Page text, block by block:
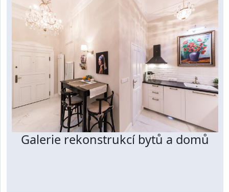
Galerie rekonstrukcí bytů a domů
Prohlédnout galerii